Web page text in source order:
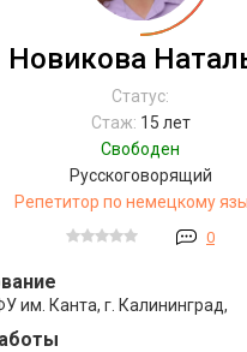
Новикова
Статус:
Стаж: 15 лет
Свободен
Русскоговорящий
Репетитор по немецкому
0
им. Канта, г. Калининград,